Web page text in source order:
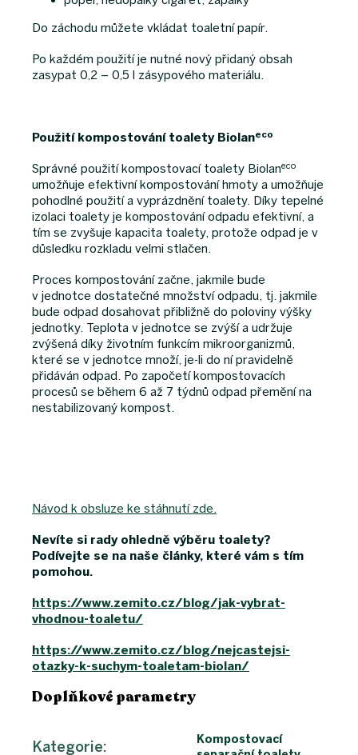
Do záchodu můžete vkládat toaletní papír.
Po každém použití je nutné nový přidaný obsah
zasypat 0,2 – 0,5 l zásypového materiálu.
Použití kompostování toalety Biolaneco
Správné použití kompostovací toalety Biolaneco
umožňuje efektivní kompostování hmoty a umožňuje
pohodlné použití a vyprázdnění toalety. Díky tepelné
izolaci toalety je kompostování odpadu efektivní, a
tím se zvyšuje kapacita toalety, protože odpad je v
důsledku rozkladu velmi stlačen.
Proces kompostování začne, jakmile bude
v jednotce dostatečné množství odpadu, tj. jakmile
bude odpad dosahovat přibližně do poloviny výšky
jednotky. Teplota v jednotce se zvýší a udržuje
zvýšená díky životním funkcím mikroorganizmů,
které se v jednotce množí, je-li do ní pravidelně
přidáván odpad. Po započetí kompostovacích
procesů se během 6 až 7 týdnů odpad přemění na
nestabilizovaný kompost.
Návod k obsluze ke stáhnutí zde.
Nevíte si rady ohledně výběru toalety?
Podívejte se na naše články, které vám s tím
pomohou.
https://www.zemito.cz/blog/jak-vybrat-
vhodnou-toaletu/
https://www.zemito.cz/blog/nejcastejsi-
otazky-k-suchym-toaletam-biolan/
Doplňkové parametry
Kategorie:
Kompostovací